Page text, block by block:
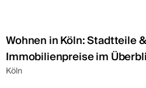
Wohnen in Köln: Stadtteile &
Immobilienpreise im
Köln